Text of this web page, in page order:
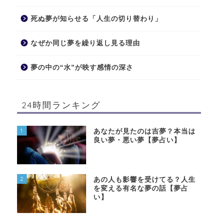
死ぬ夢が知らせる「人生の切り替わり」
なぜか同じ夢を繰り返し見る理由
夢の中の“水”が映す感情の深さ
24時間ランキング
1
あなたが見たのは吉夢？本当は
良い夢・悪い夢【夢占い】
2
あの人も影響を受けてる？人生
を変える有名な夢の話【夢占
い】